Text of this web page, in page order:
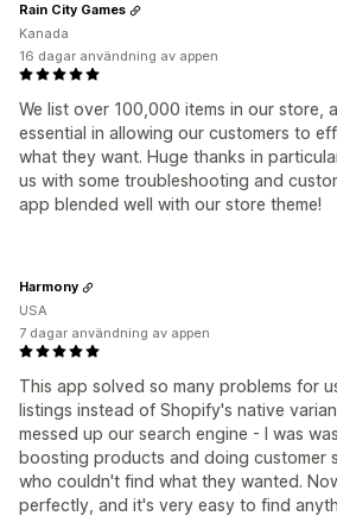
We list over 100,000 items in our store,
essential in allowing our customers to
what they want. Huge thanks in
us with some troubleshooting and
app blended well with our store theme!
Rain City Games
Kanada
16 dagar användning av appen
This app solved so many problems for
listings instead of Shopify's native
messed up our search engine - I was
boosting products and doing customer
who couldn't find what they wanted.
perfectly, and it's very easy to find
Harmony
USA
7 dagar användning av appen